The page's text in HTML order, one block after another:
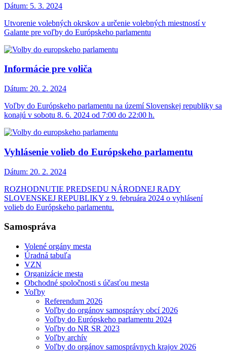
Dátum: 5. 3. 2024
Utvorenie volebných okrskov a určenie volebných miestností v
Galante pre voľby do Európskeho parlamentu
Informácie pre voliča
Dátum: 20. 2. 2024
Voľby do Európskeho parlamentu na území Slovenskej republiky sa
konajú v sobotu 8. 6. 2024 od 7:00 do 22:00 h.
Vyhlásenie volieb do Európskeho parlamentu
Dátum: 20. 2. 2024
ROZHODNUTIE PREDSEDU NÁRODNEJ RADY
SLOVENSKEJ REPUBLIKY z 9. februára 2024 o vyhlásení
volieb do Európskeho parlamentu.
Samospráva
Volené orgány mesta
Úradná tabuľa
VZN
Organizácie mesta
Obchodné spoločnosti s účasťou mesta
Voľby
Referendum 2026
Voľby do orgánov samosprávy obcí 2026
Voľby do Európskeho parlamentu 2024
Voľby do NR SR 2023
Voľby archív
Voľby do orgánov samosprávnych krajov 2026